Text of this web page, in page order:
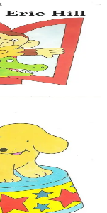
cris des animaux et
des notions de base
ses aventures
images animées.